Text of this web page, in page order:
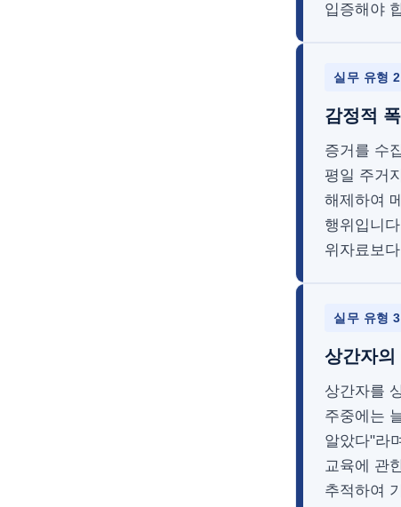
입증해야
실무 유형 2
감정적
증거를 수
평일 주거
해제하여
행위입니
위자료보
실무 유형 3
상간자
상간자를
주중에는
알았다"라
교육에 관
추적하여